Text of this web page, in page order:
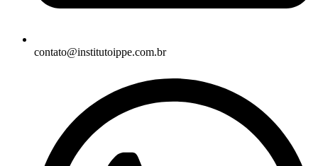
contato@institutoippe.com.br